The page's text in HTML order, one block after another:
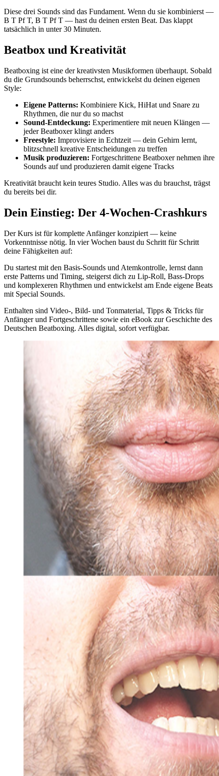
Diese drei Sounds sind das Fundament. Wenn du sie kombinierst —
B T Pf T, B T Pf T — hast du deinen ersten Beat. Das klappt
tatsächlich in unter 30 Minuten.
Beatbox und Kreativität
Beatboxing ist eine der kreativsten Musikformen überhaupt. Sobald
du die Grundsounds beherrschst, entwickelst du deinen eigenen
Style:
Eigene Patterns: Kombiniere Kick, HiHat und Snare zu
Rhythmen, die nur du so machst
Sound-Entdeckung: Experimentiere mit neuen Klängen —
jeder Beatboxer klingt anders
Freestyle: Improvisiere in Echtzeit — dein Gehirn lernt,
blitzschnell kreative Entscheidungen zu treffen
Musik produzieren: Fortgeschrittene Beatboxer nehmen ihre
Sounds auf und produzieren damit eigene Tracks
Kreativität braucht kein teures Studio. Alles was du brauchst, trägst
du bereits bei dir.
Dein Einstieg: Der 4-Wochen-Crashkurs
Der Kurs ist für komplette Anfänger konzipiert — keine
Vorkenntnisse nötig. In vier Wochen baust du Schritt für Schritt
deine Fähigkeiten auf:
Du startest mit den Basis-Sounds und Atemkontrolle, lernst dann
erste Patterns und Timing, steigerst dich zu Lip-Roll, Bass-Drops
und komplexeren Rhythmen und entwickelst am Ende eigene Beats
mit Special Sounds.
Enthalten sind Video-, Bild- und Tonmaterial, Tipps & Tricks für
Anfänger und Fortgeschrittene sowie ein eBook zur Geschichte des
Deutschen Beatboxing. Alles digital, sofort verfügbar.